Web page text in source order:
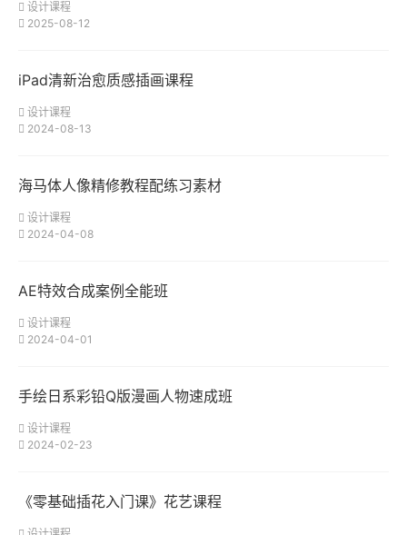
设计课程
2025-08-12
iPad清新治愈质感插画课程
设计课程
2024-08-13
海马体人像精修教程配练习素材
设计课程
2024-04-08
AE特效合成案例全能班
设计课程
2024-04-01
手绘日系彩铅Q版漫画人物速成班
设计课程
2024-02-23
《零基础插花入门课》花艺课程